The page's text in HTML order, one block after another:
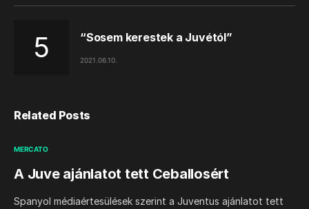
“Sosem kerestek a Juvétól”
2021.06.10.
Related Posts
MERCATO
A Juve ajánlatot tett Ceballosért
Spanyol médiaértesülések szerint a Juventus ajánlatot tett